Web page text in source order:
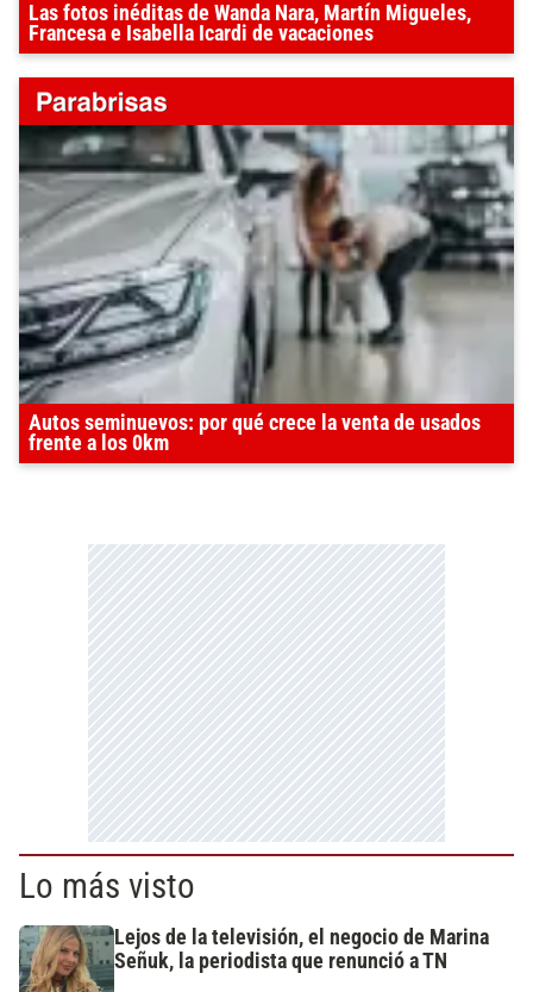
Las fotos inéditas de Wanda Nara, Martín Migueles,
Francesa e Isabella Icardi de vacaciones
Autos seminuevos: por qué crece la venta de usados
frente a los 0km
Lo más visto
Lejos de la televisión, el negocio de Marina
Señuk, la periodista que renunció a TN